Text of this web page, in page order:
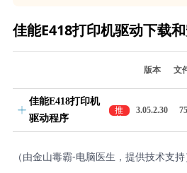
佳能E418打印机驱动下载
版本 文
佳能E418打印机
驱动程序
推
荐
3.05.2.30
（由金山毒霸-电脑医生，提供技术支持